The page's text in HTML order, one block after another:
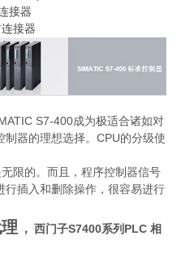
接器
接器
S7-400成为极适合诸如对
器的理想选择。CPU的分级使
限的。而且，程序控制器信号
行插入和删除操作，很容易进行
，西门子S7400系列PLC 相